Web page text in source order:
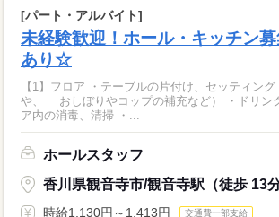
[パート・アルバイト]
未経験歓迎！ホール・キッチン
あり☆
【1】フロア ・テーブルの片付け、セッティン
や、 おしぼりやコップの補充など） ・ドリン
ア内の消毒、清掃 ・...
ホールスタッフ
香川県観音寺市/観音寺駅（徒歩 13分
時給1,130円～1,413円 交通費一部支給